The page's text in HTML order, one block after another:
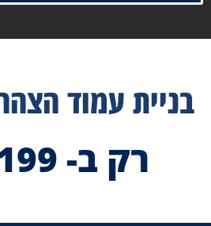
בניית עמוד
רק ב- 199